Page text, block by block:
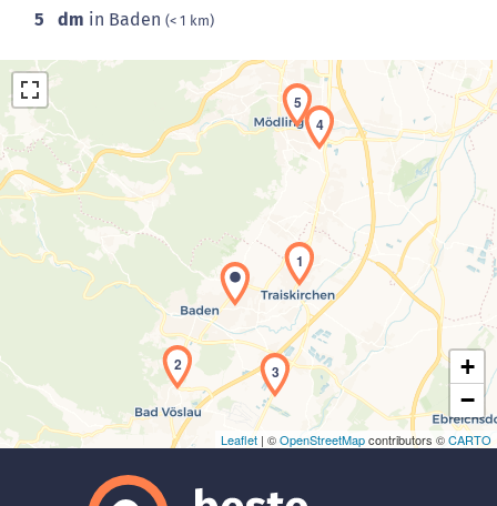
5 dm in Baden (< 1 km)
Laden der Karte...
1
2 3
4
5
+
−
Leaflet | ©OpenStreetMapcontributors ©CARTO